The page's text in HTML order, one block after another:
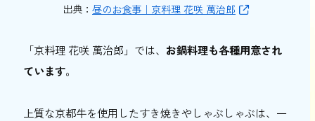
出典： 昼のお食事｜京料理 花咲 萬治郎
「京料理 花咲 萬治郎」では、 お鍋料理も各種用意され
ています。
上質な京都牛を使用したすき焼きやしゃぶしゃぶは、一